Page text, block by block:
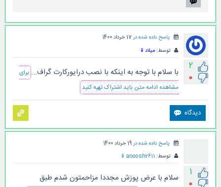
2
0
پاسخ داده شده در 17 خرداد 1400
توسط: میلاد 📱
با سلام با توجه به اینکه با نصب درایورکارت گراف... برای
مشاهده ادامه متن باید اشتراک تهیه کنید
1
0
پاسخ داده شده در19 خرداد 1400
توسط: anoosh2611
📱
سلام با عرض پوزش مجددا مزاحمتون شدم طبق